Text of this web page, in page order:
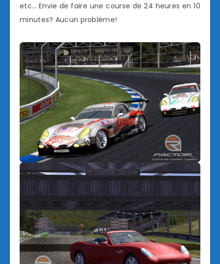
etc… Envie de faire une course de 24 heures en 10
minutes? Aucun problème!